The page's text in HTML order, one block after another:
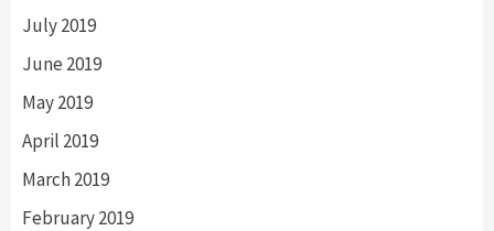
July 2019
June 2019
May 2019
April 2019
March 2019
February 2019